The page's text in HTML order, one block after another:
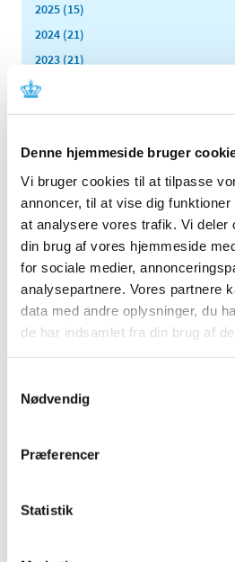
Denne hjemmeside bruger
Vi bruger cookies til at tilpasse
annoncer, til at vise dig
at analysere vores trafik. Vi deler
din brug af vores hjemmeside
for sociale medier,
analysepartnere. Vores partnere
data med andre oplysninger, du
de har indsamlet fra din brug af
Nødvendig
Præferencer
Statistik
2025 (15)
2024 (21)
2023 (21)
2022 (11)
2019 (44)
2018 (46)
2017 (38)
2016 (48)
2015 (31)
2014 (44)
2013 (45)
2012 (44)
2011 (13)
2009 (14)
november (1)
september (2)